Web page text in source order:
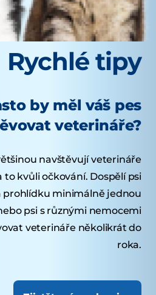
Rychlé tipy
by měl váš pes
veterináře?
navštěvují veterináře
to kvůli očkování. Dospělí psi
prohlídku minimálně jednou
psi s různými nemocemi
veterináře několikrát do
roka.